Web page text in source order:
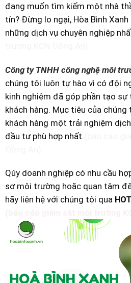
đang muốn tìm kiếm một nhà
tín? Đừng lo ngại, Hòa Bình
những dịch vụ chuyên nghiệp
Công ty TNHH công nghệ môi
chúng tôi luôn tự hào vì có đội
kinh nghiệm đã góp phần tạo
khách hàng. Mục tiêu của
khách hàng một trải nghiệm
đầu tư phù hợp nhất.
Qúy doanh nghiệp có nhu cầu
sơ môi trường hoặc quan tâm
hãy liên hệ với chúng tôi qua